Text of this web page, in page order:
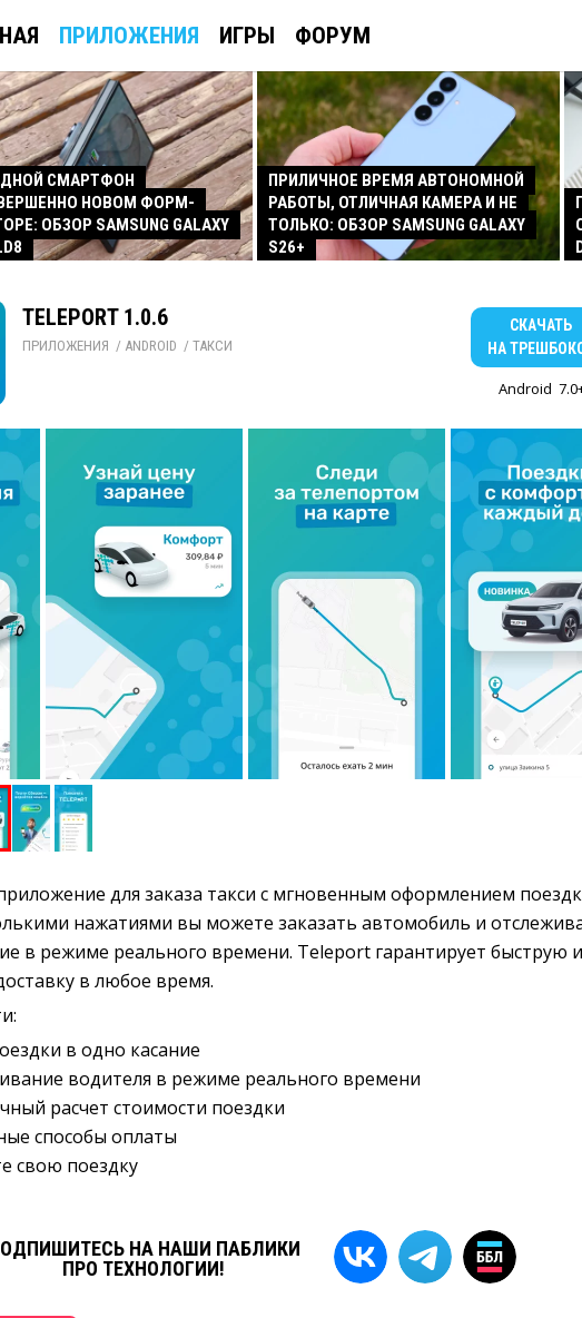
ПРИЛОЖЕНИЯ ИГРЫ ФОРУМ
СМАРТФОН
НОВОМ ФОРМ-
ОБЗОР SAMSUNG GALAXY
ПРИЛИЧНОЕ ВРЕМЯ АВТОНОМНОЙ
РАБОТЫ, ОТЛИЧНАЯ КАМЕРА И НЕ
ТОЛЬКО: ОБЗОР SAMSUNG GALAXY
S26+
TELEPORT 1.0.6
ПРИЛОЖЕНИЯ / ANDROID / ТАКСИ
СКАЧАТЬ
НА
Android
для заказа такси с мгновенным оформлением
нажатиями вы можете заказать автомобиль и
в режиме реального времени. Teleport гарантирует быструю и
в любое время.
в одно касание
водителя в режиме реального времени
расчет стоимости поездки
способы оплаты
свою поездку
НА НАШИ ПАБЛИКИ
ПРО ТЕХНОЛОГИИ!